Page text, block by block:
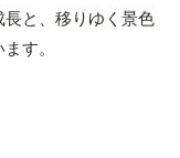
と、移りゆく景色
す。